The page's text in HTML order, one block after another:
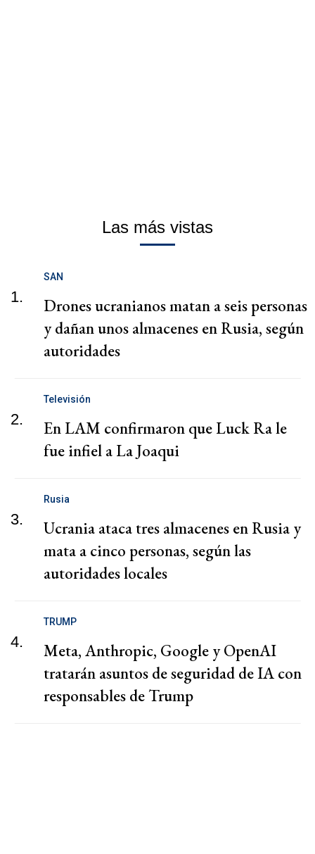
Las más vistas
1.
SAN
Drones ucranianos matan a seis personas
y dañan unos almacenes en Rusia, según
autoridades
2.
Televisión
En LAM confirmaron que Luck Ra le
fue infiel a La Joaqui
3.
Rusia
Ucrania ataca tres almacenes en Rusia y
mata a cinco personas, según las
autoridades locales
4.
TRUMP
Meta, Anthropic, Google y OpenAI
tratarán asuntos de seguridad de IA con
responsables de Trump